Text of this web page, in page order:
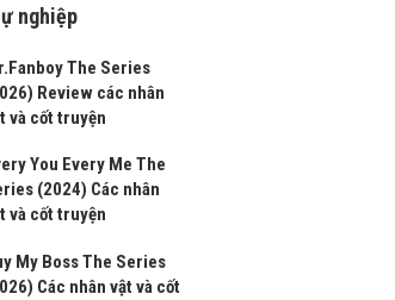
nghiệp
The Series
Review các nhân
và cốt truyện
You Every Me The
(2024) Các nhân
và cốt truyện
My Boss The Series
Các nhân vật và cốt